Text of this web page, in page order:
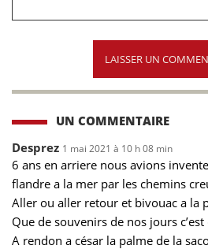
LAISSER UN
UN COMMENTAIRE
Desprez 1 mai 2021 à 10 h 08 min
6 ans en arriere nous avions
flandre a la mer par les chemins
Aller ou aller retour et bivouac a la
Que de souvenirs de nos jours
A rendon a césar la palme de la